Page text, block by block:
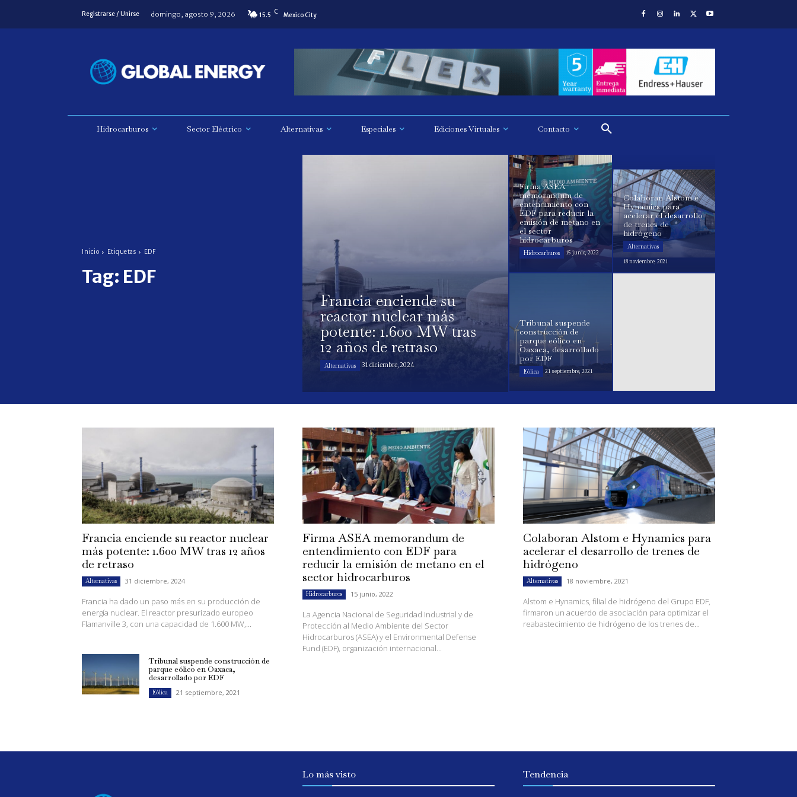
Registrarse / Unirse domingo, agosto 9, 2026 15.5 C Mexico City
Hidrocarburos Sector Eléctrico Alternativas Especiales Ediciones Virtuales Contacto
Inicio Etiquetas EDF
Tag: EDF
Francia enciende su
reactor nuclear más
potente: 1.600 MW tras
12 años de retraso
Alternativas 31 diciembre, 2024
Firma ASEA
memorandum de
entendimiento con
EDF para reducir la
emisión de metano en
el sector
hidrocarburos
Hidrocarburos 15 junio, 2022
Colaboran Alstom e
Hynamics para
acelerar el desarrollo
de trenes de
hidrógeno
Alternativas
18 noviembre, 2021
Tribunal suspende
construcción de
parque eólico en
Oaxaca, desarrollado
por EDF
Eólica 21 septiembre, 2021
Francia enciende su reactor nuclear
más potente: 1.600 MW tras 12 años
de retraso
Alternativas 31 diciembre, 2024
Francia ha dado un paso más en su producción de
energía nuclear. El reactor presurizado europeo
Flamanville 3, con una capacidad de 1.600 MW,...
Firma ASEA memorandum de
entendimiento con EDF para
reducir la emisión de metano en el
sector hidrocarburos
Hidrocarburos 15 junio, 2022
La Agencia Nacional de Seguridad Industrial y de
Protección al Medio Ambiente del Sector
Hidrocarburos (ASEA) y el Environmental Defense
Fund (EDF), organización internacional...
Colaboran Alstom e Hynamics para
acelerar el desarrollo de trenes de
hidrógeno
Alternativas 18 noviembre, 2021
Alstom e Hynamics, filial de hidrógeno del Grupo EDF,
firmaron un acuerdo de asociación para optimizar el
reabastecimiento de hidrógeno de los trenes de...
Tribunal suspende construcción de
parque eólico en Oaxaca,
desarrollado por EDF
Eólica 21 septiembre, 2021
Lo más visto Tendencia